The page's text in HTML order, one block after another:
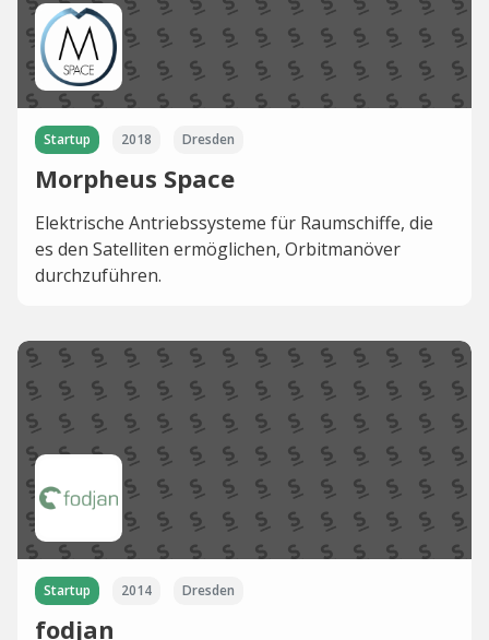
Startup 2018 Dresden
Morpheus Space
Elektrische Antriebssysteme für Raumschiffe, die
es den Satelliten ermöglichen, Orbitmanöver
durchzuführen.
Startup 2014 Dresden
fodjan